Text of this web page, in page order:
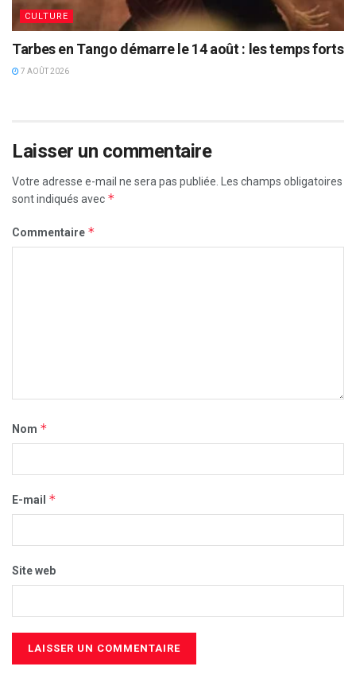
CULTURE
Tarbes en Tango démarre le 14 août : les temps forts
7 AOÛT 2026
Laisser un commentaire
Votre adresse e-mail ne sera pas publiée. Les champs obligatoires
sont indiqués avec *
Commentaire *
Nom *
E-mail *
Site web